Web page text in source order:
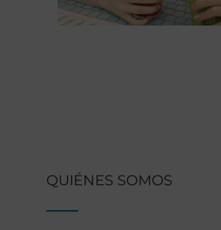
QUIÉNES SOMOS